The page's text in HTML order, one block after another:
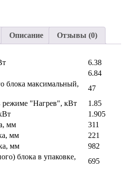
Описание Отзывы (0)
6.38
6.84
блока максимальный,
47
режиме "Нагрев", кВт
1.85
1.905
мм
311
мм
221
мм
982
блока в упаковке,
695